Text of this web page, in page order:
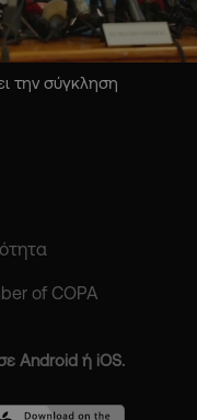
την σύγκληση
of COPA
Android ή iOS.